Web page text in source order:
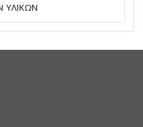
ΥΛΙΚΩΝ